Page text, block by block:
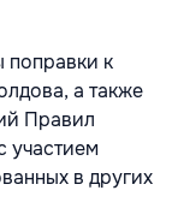
поправки к
а также
Правил
участием
в других